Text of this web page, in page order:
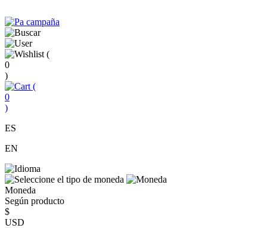
(
0
)
(
0
)
ES
EN
Moneda
Según producto
$
USD